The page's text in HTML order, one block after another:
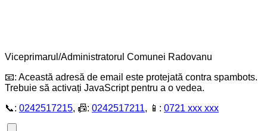
Viceprimarul/Administratorul Comunei Radovanu
📧: Această adresă de email este protejată contra spambots.
Trebuie să activați JavaScript pentru a o vedea.
📞: 0242517215, 📠: 0242517211, 📱: 0721 xxx xxx